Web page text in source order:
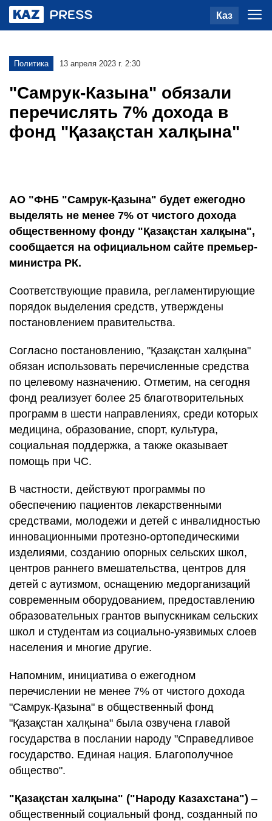
Каз
Политика 13 апреля 2023 г. 2:30
"Самрук-Казына" обязали
перечислять 7% дохода в
фонд "Қазақстан халқына"
АО "ФНБ "Самрук-Қазына" будет ежегодно
выделять не менее 7% от чистого дохода
общественному фонду "Қазақстан халқына",
сообщается на официальном сайте премьер-
министра РК.
Соответствующие правила, регламентирующие
порядок выделения средств, утверждены
постановлением правительства.
Согласно постановлению, "Қазақстан халқына"
обязан использовать перечисленные средства
по целевому назначению. Отметим, на сегодня
фонд реализует более 25 благотворительных
программ в шести направлениях, среди которых
медицина, образование, спорт, культура,
социальная поддержка, а также оказывает
помощь при ЧС.
В частности, действуют программы по
обеспечению пациентов лекарственными
средствами, молодежи и детей с инвалидностью
инновационными протезно-ортопедическими
изделиями, созданию опорных сельских школ,
центров раннего вмешательства, центров для
детей с аутизмом, оснащению медорганизаций
современным оборудованием, предоставлению
образовательных грантов выпускникам сельских
школ и студентам из социально-уязвимых слоев
населения и многие другие.
Напомним, инициатива о ежегодном
перечислении не менее 7% от чистого дохода
"Самрук-Қазына" в общественный фонд
"Қазақстан халқына" была озвучена главой
государства в послании народу "Справедливое
государство. Единая нация. Благополучное
общество".
"Қазақстан халқына" ("Народу Казахстана") –
общественный социальный фонд, созданный по